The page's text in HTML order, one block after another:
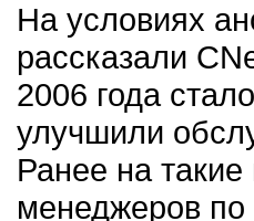
На условиях
рассказали
2006 года
улучшили
Ранее на
менеджеров